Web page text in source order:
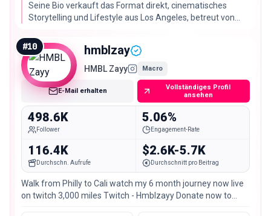
Seine Bio verkauft das Format direkt, cinematisches
Storytelling und Lifestyle aus Los Angeles, betreut von
Views bei 499.106 Followern, die Videoreichweite läuft
also weit über die Audience-Größe hinaus.
#10 hmblzay
HMBL Zayy Macro
E-Mail erhalten
Vollständiges Profil
ansehen
498.6K
Follower
5.06%
Engagement-Rate
116.4K
Durchschn. Aufrufe
$2.6K-5.7K
Durchschnitt pro Beitrag
Walk from Philly to Cali watch my 6 month journey now live
on twitch 3,000 miles Twitch - Hmblzayy Donate now to